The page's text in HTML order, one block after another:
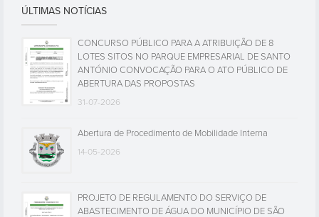
ÚLTIMAS NOTÍCIAS
CONCURSO PÚBLICO PARA A ATRIBUIÇÃO DE 8
LOTES SITOS NO PARQUE EMPRESARIAL DE SANTO
ANTÓNIO CONVOCAÇÃO PARA O ATO PÚBLICO DE
ABERTURA DAS PROPOSTAS
31-07-2026
Abertura de Procedimento de Mobilidade Interna
14-05-2026
PROJETO DE REGULAMENTO DO SERVIÇO DE
ABASTECIMENTO DE ÁGUA DO MUNICÍPIO DE SÃO